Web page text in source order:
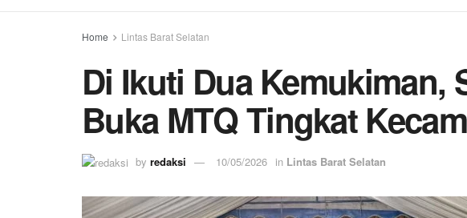
Home Lintas Barat Selatan
Di Ikuti Dua Kemukiman,
Buka MTQ Tingkat
by redaksi 10/05/2026 in Lintas Barat Selatan